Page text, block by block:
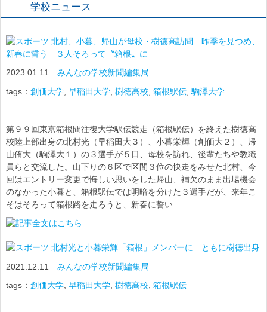
学校ニュース
北村、小暮、帰山が母校・樹徳高訪問 昨季を見つめ、
新春に誓う ３人そろって〝箱根〟に
2023.01.11 みんなの学校新聞編集局
tags： 創価大学 早稲田大学 樹徳高校 箱根駅伝 駒澤大学
第９９回東京箱根間往復大学駅伝競走（箱根駅伝）を終えた樹徳高
校陸上部出身の北村光（早稲田大３）、小暮栄輝（創価大２）、帰
山侑大（駒澤大１）の３選手が５日、母校を訪れ、後輩たちや教職
員らと交流した。山下りの６区で区間３位の快走をみせた北村、今
回はエントリー変更で悔しい思いをした帰山、補欠のまま出場機会
のなかった小暮と、箱根駅伝では明暗を分けた３選手だが、来年こ
そはそろって箱根路を走ろうと、新春に誓い …
北村光と小暮栄輝「箱根」メンバーに ともに樹徳出身
2021.12.11 みんなの学校新聞編集局
tags： 創価大学 早稲田大学 樹徳高校 箱根駅伝